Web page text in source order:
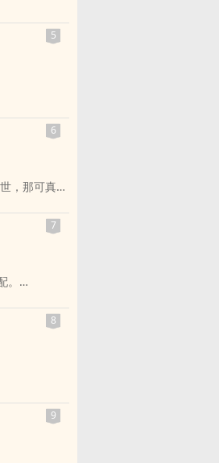
5
兄长病好之
在她面前温
只有死人才
荒唐！
定要将所失
兵锋所
6
，那可真是
。最初是这
妃子写诗画
一笑，老娘
谁叫人家娘
进宫就开始
紧是自在，
7
主，只能供
手，像是得
她面前咳
8
9